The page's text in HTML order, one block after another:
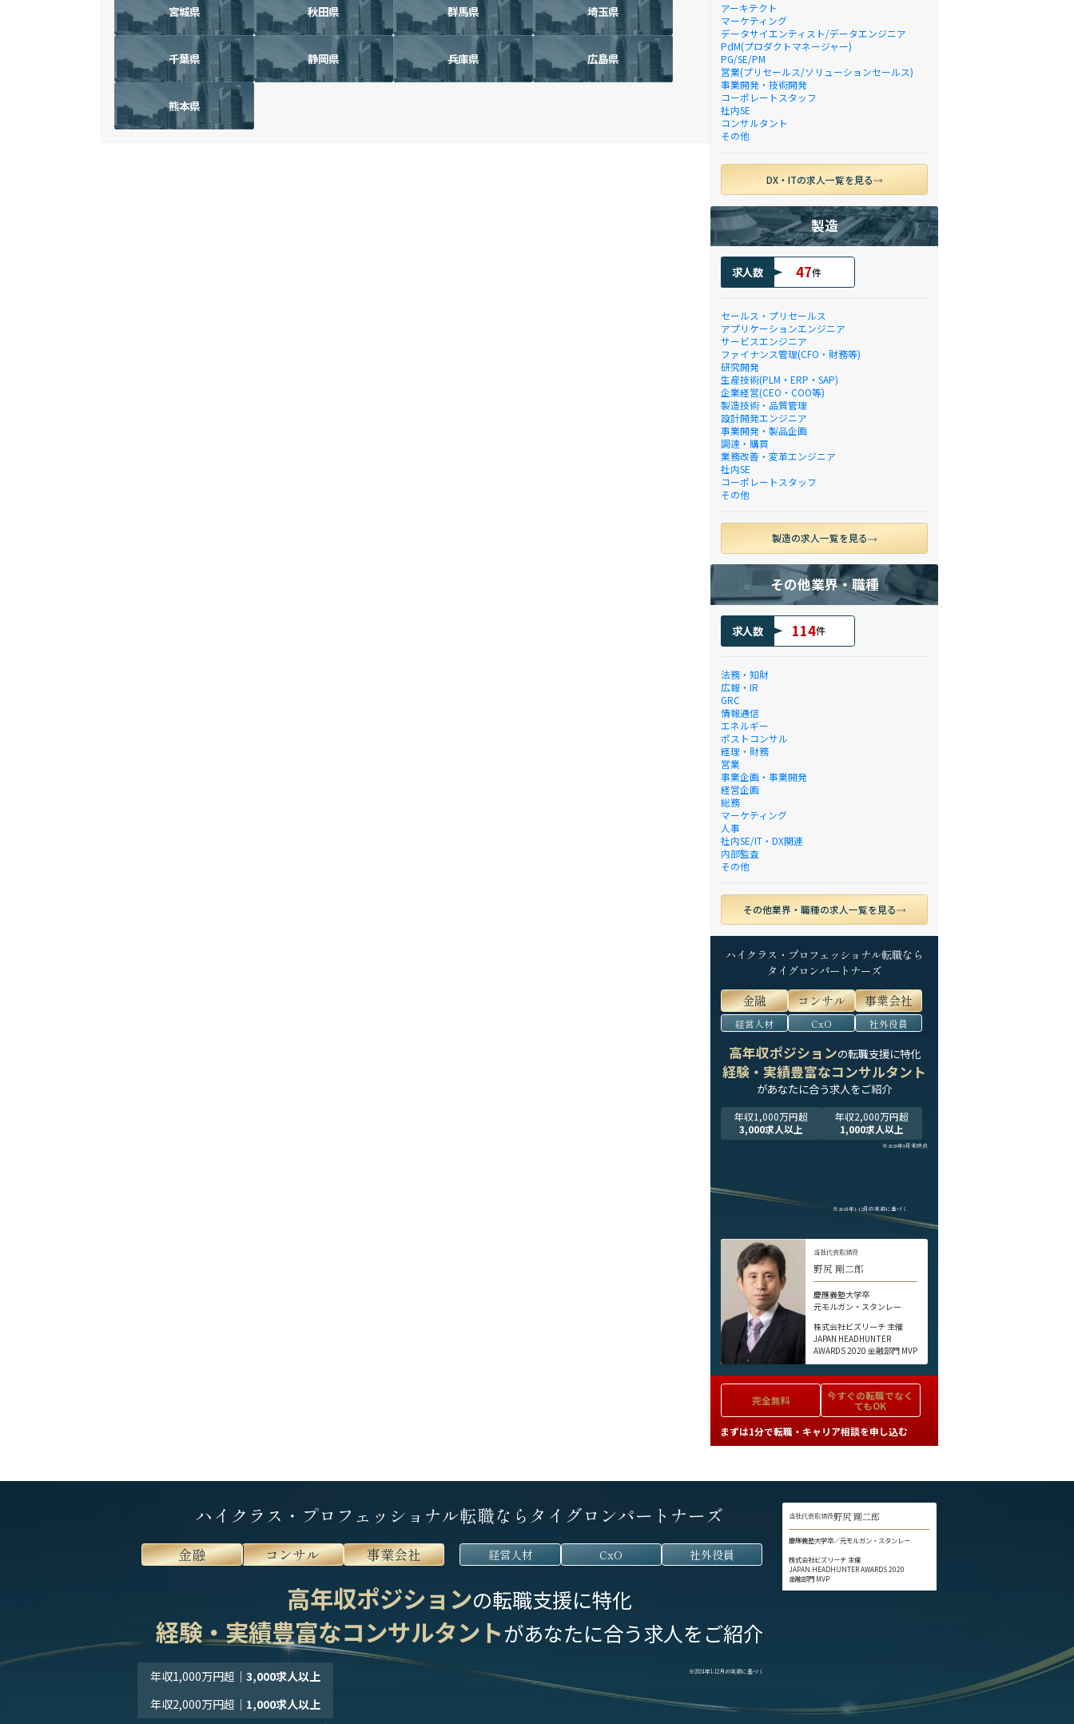
宮城県 秋田県 群馬県 埼玉県
千葉県 静岡県 兵庫県 広島県
熊本県
アーキテクト
マーケティング
データサイエンティスト/データエンジニア
PdM(プロダクトマネージャー)
PG/SE/PM
営業(プリセールス/ソリューションセールス)
事業開発・技術開発
コーポレートスタッフ
社内SE
コンサルタント
その他
DX・ITの求人一覧を見る
製造
求人数 47件
セールス・プリセールス
アプリケーションエンジニア
サービスエンジニア
ファイナンス管理(CFO・財務等)
研究開発
生産技術(PLM・ERP・SAP)
企業経営(CEO・COO等)
製造技術・品質管理
設計開発エンジニア
事業開発・製品企画
調達・購買
業務改善・変革エンジニア
社内SE
コーポレートスタッフ
その他
製造の求人一覧を見る
その他業界・職種
求人数 114件
法務・知財
広報・IR
GRC
情報通信
エネルギー
ポストコンサル
経理・財務
営業
事業企画・事業開発
経営企画
総務
マーケティング
人事
社内SE/IT・DX関連
内部監査
その他
その他業界・職種の求人一覧を見る
ハイクラス・プロフェッショナル転職なら
タイグロンパートナーズ
金融 コンサル 事業会社
経営人材 CxO 社外役員
高年収ポジションの転職支援に特化
経験・実績豊富なコンサルタント
があなたに合う求人をご紹介
年収1,000万円超
3,000求人以上
年収2,000万円超
1,000求人以上
※2025年9月末時点
※2024年1-12月の実績に基づく
当社代表取締役
野尻 剛二郎
慶應義塾大学卒
元モルガン・スタンレー
株式会社ビズリーチ 主催
JAPAN HEADHUNTER
AWARDS 2020 金融部門 MVP
完全無料 今すぐの転職でなく
てもOK
まずは1分で転職・キャリア相談を申し込む
ハイクラス・プロフェッショナル転職ならタイグロンパートナーズ
金融 コンサル 事業会社 経営人材 CxO 社外役員
高年収ポジションの転職支援に特化
経験・実績豊富なコンサルタントがあなたに合う求人をご紹介
年収1,000万円超 ｜3,000求人以上
年収2,000万円超 ｜ 1,000求人以上
※2024年1-12月の実績に基づく
当社代表取締役野尻 剛二郎
慶應義塾大学卒／元モルガン・スタンレー
株式会社ビズリーチ 主催
JAPAN HEADHUNTER AWARDS 2020
金融部門 MVP